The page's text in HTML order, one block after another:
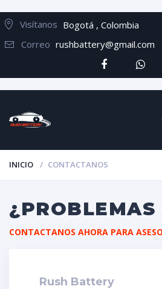
Visítanos Bogotá , Colombia
Correo rushbattery@gmail.com
INICIO CONTACTANOS
CONTACTANOS AHORA PARA
Rush Battery